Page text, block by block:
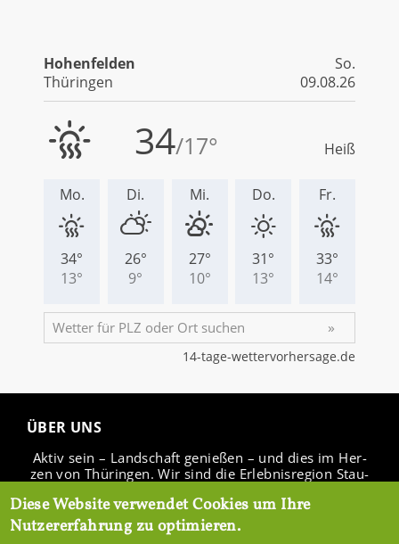
ÜBER UNS
Aktiv sein – Land­schaft ge­nie­ßen – und dies im Her­
zen von Thü­rin­gen. Wir sind die Er­leb­nis­re­gi­on Stau­
Diese Website verwendet Cookies um Ihre
Nutzererfahrung zu optimieren.